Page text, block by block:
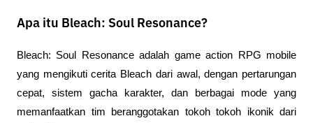
Apa itu Bleach: Soul Resonance?
Bleach: Soul Resonance adalah game action RPG mobile
yang mengikuti cerita Bleach dari awal, dengan pertarungan
cepat, sistem gacha karakter, dan berbagai mode yang
memanfaatkan tim beranggotakan tokoh tokoh ikonik dari